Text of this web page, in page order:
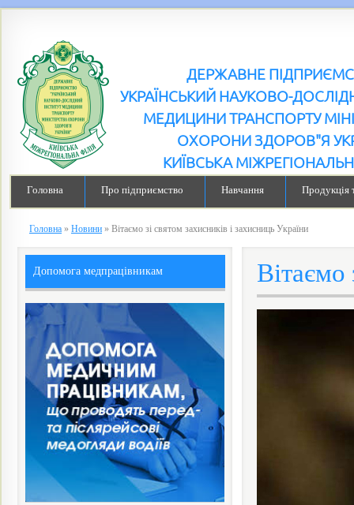
ДЕРЖАВНЕ
УКРАЇНСЬКИЙ НАУКОВО-
МЕДИЦИНИ ТРАНСПОРТУ
ОХОРОНИ ЗДОРОВ"Я
КИЇВСЬКА
Головна Про підприємство Навчання Продукція
Головна » Новини » Вітаємо зі святом захисників і захисниць України
Вітаємо
Допомога медпрацівникам